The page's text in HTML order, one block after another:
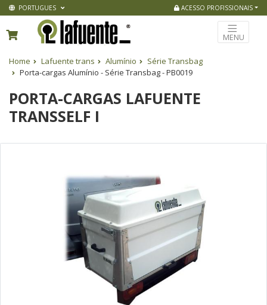
PORTUGUES ACESSO PROFISSIONAIS
MENU
Home Lafuente trans Alumínio
Série Transbag
Porta-cargas Alumínio - Série Transbag - PB0019
PORTA-CARGAS LAFUENTE
TRANSSELF I